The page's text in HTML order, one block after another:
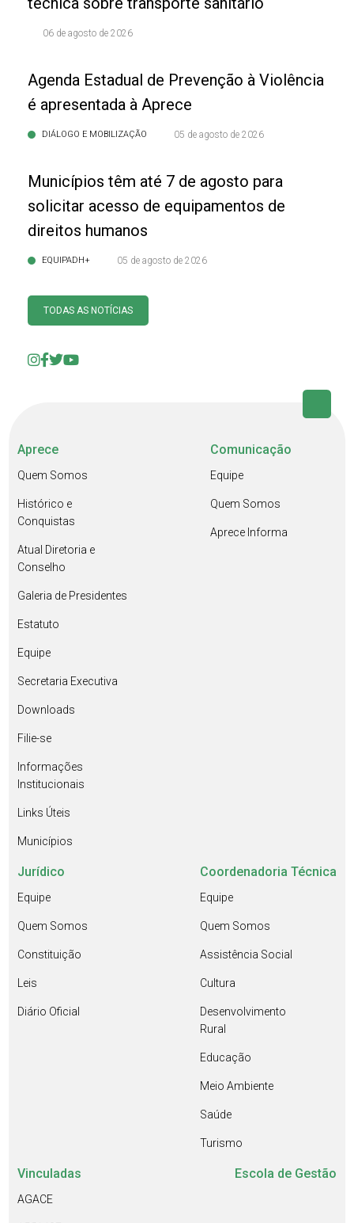
06 de agosto de 2026
Agenda Estadual de Prevenção à Violência
é apresentada à Aprece
DIÁLOGO E MOBILIZAÇÃO 05 de agosto de 2026
Municípios têm até 7 de agosto para
solicitar acesso de equipamentos de
direitos humanos
EQUIPADH+ 05 de agosto de 2026
TODAS AS NOTÍCIAS
Aprece
Quem Somos
Histórico e
Conquistas
Atual Diretoria e
Conselho
Galeria de Presidentes
Estatuto
Equipe
Secretaria Executiva
Downloads
Filie-se
Informações
Institucionais
Links Úteis
Municípios
Comunicação
Equipe
Quem Somos
Aprece Informa
Jurídico
Equipe
Quem Somos
Constituição
Leis
Diário Oficial
Coordenadoria Técnica
Equipe
Quem Somos
Assistência Social
Cultura
Desenvolvimento
Rural
Educação
Meio Ambiente
Saúde
Turismo
Vinculadas
AGACE
Escola de Gestão